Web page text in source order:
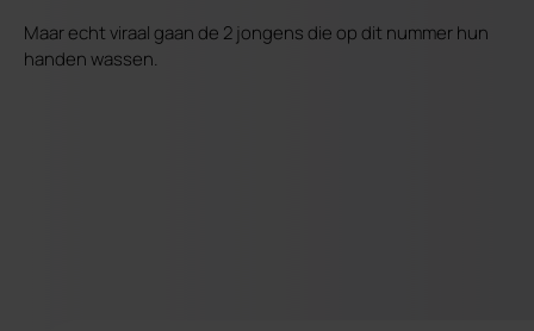
Maar echt viraal gaan de 2 jongens die op dit nummer hun
handen wassen.